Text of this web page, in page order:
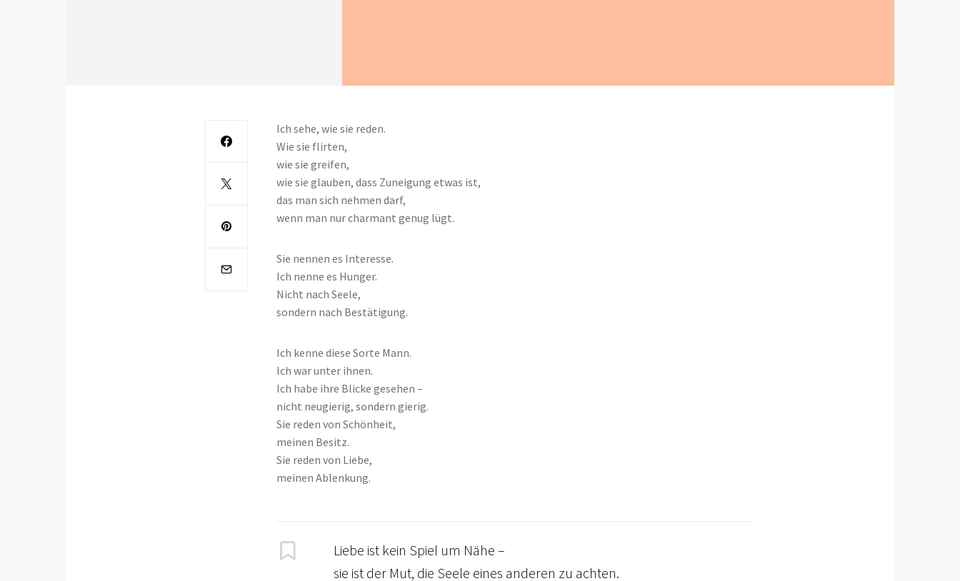
Ich sehe, wie sie reden.
Wie sie flirten,
wie sie greifen,
wie sie glauben, dass Zuneigung etwas ist,
das man sich nehmen darf,
wenn man nur charmant genug lügt.
Sie nennen es Interesse.
Ich nenne es Hunger.
Nicht nach Seele,
sondern nach Bestätigung.
Ich kenne diese Sorte Mann.
Ich war unter ihnen.
Ich habe ihre Blicke gesehen –
nicht neugierig, sondern gierig.
Sie reden von Schönheit,
meinen Besitz.
Sie reden von Liebe,
meinen Ablenkung.
Liebe ist kein Spiel um Nähe –
sie ist der Mut, die Seele eines anderen zu achten.